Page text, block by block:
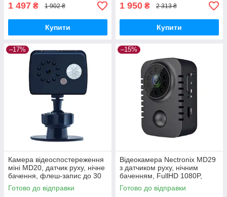
1 497 ₴ 1 902 ₴
Купити
1 950 ₴ 2 313 ₴
Купити
–17%
Камера відеоспостереження
міні MD20, датчик руху, нічне
бачення, флеш-запис до 30
днів GoodPlace -worry-free-
shopping-
Готово до відправки
–15%
Відеокамера Nectronix MD29
з датчиком руху, нічним
баченням, FullHD 1080P,
записом на картку пам'яті до
30 GoodPlace
Готово до відправки